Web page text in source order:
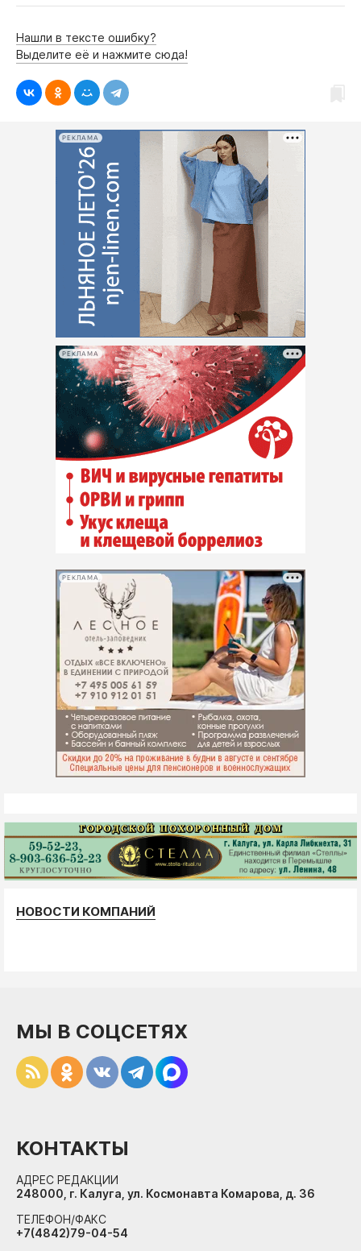
Нашли в тексте ошибку?
Выделите её и нажмите сюда!
РЕКЛАМА
РЕКЛАМА
РЕКЛАМА
НОВОСТИ КОМПАНИЙ
МЫ В СОЦСЕТЯХ
КОНТАКТЫ
АДРЕС РЕДАКЦИИ
248000, г. Калуга, ул. Космонавта Комарова, д. 36
ТЕЛЕФОН/ФАКС
+7(4842)79-04-54